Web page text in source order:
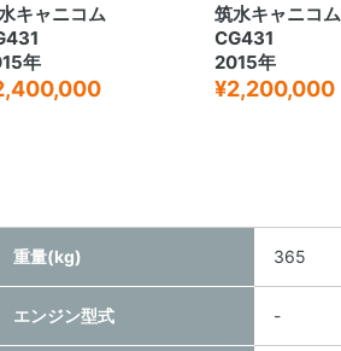
キャニコム
年
筑水キャニコム
CG431
2015年
¥2,200,000
重量(kg) 365
エンジン型式 -